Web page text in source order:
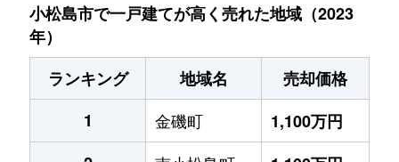
小松島市で一戸建てが高く売れた地域（2023
年）
ランキング
地域名
売却価格
1
金磯町
1,100万円